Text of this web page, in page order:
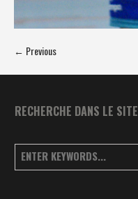
← Previous
RECHERCHE DANS LE SITE